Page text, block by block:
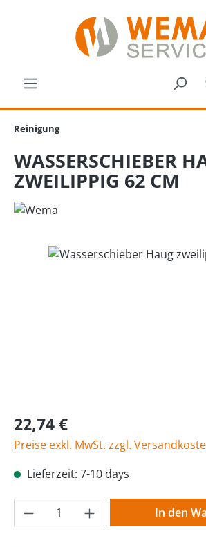
Zum Hauptinhalt springen
Reinigung
WASSERSCHIEBER
ZWEILIPPIG 62 CM
Bildergalerie überspringen
Regulärer Preis:
22,74 €
Preise exkl. MwSt. zzgl.
Lieferzeit: 7-10 days
Produkt Anzahl: Gib den
In den